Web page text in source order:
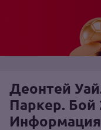
Деонтей
Паркер. Бой